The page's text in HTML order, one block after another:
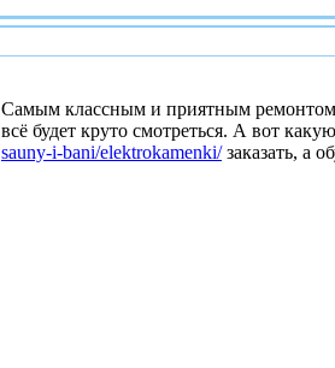
Самым классным и приятным ремонтом
всё будет круто смотреться. А вот
sauny-i-bani/elektrokamenki/заказать, а